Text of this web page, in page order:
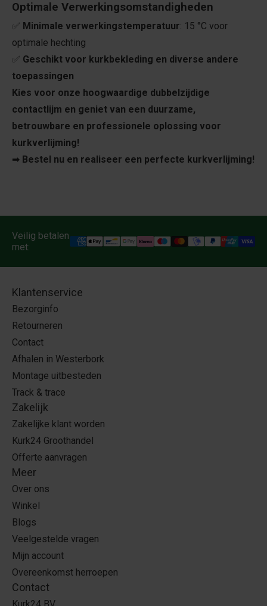
Optimale Verwerkingsomstandigheden
✅ Minimale verwerkingstemperatuur: 15 °C voor
optimale hechting
✅ Geschikt voor kurkbekleding en diverse andere
toepassingen
Kies voor onze hoogwaardige dubbelzijdige
contactlijm en geniet van een duurzame,
betrouwbare en professionele oplossing voor
kurkverlijming!
➡ Bestel nu en realiseer een perfecte kurkverlijming!
Veilig betalen
met:
Klantenservice
Bezorginfo
Retourneren
Contact
Afhalen in Westerbork
Montage uitbesteden
Track & trace
Zakelijk
Zakelijke klant worden
Kurk24 Groothandel
Offerte aanvragen
Meer
Over ons
Winkel
Blogs
Veelgestelde vragen
Mijn account
Overeenkomst herroepen
Contact